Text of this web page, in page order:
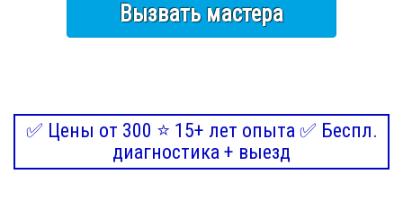
Вызвать мастера
✅ Цены от 300 ⭐ 15+ лет опыта ✅ Беспл.
диагностика + выезд